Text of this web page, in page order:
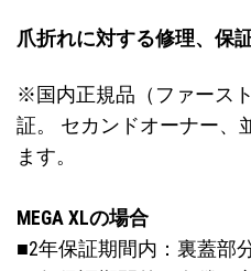
爪折れに対する修理、保
※国内正規品（ファース
証。 セカンドオーナー、
ます。
MEGA XLの場合
■2年保証期間内：裏蓋部